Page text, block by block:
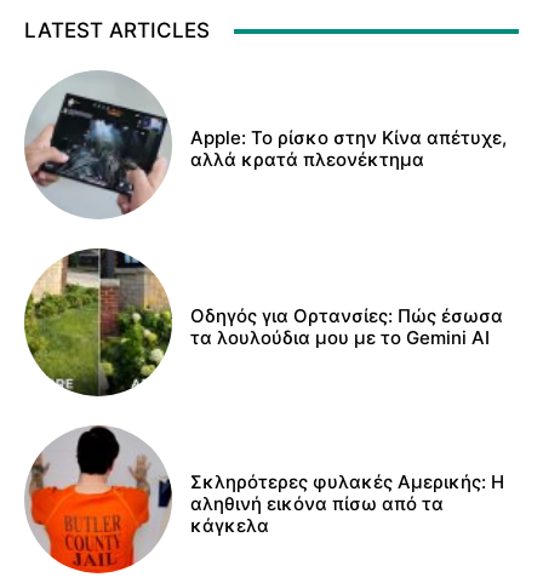
LATEST ARTICLES
Apple: Το ρίσκο στην Κίνα απέτυχε,
αλλά κρατά πλεονέκτημα
Οδηγός για Ορτανσίες: Πώς έσωσα
τα λουλούδια μου με το Gemini AI
Σκληρότερες φυλακές Αμερικής: Η
αληθινή εικόνα πίσω από τα
κάγκελα